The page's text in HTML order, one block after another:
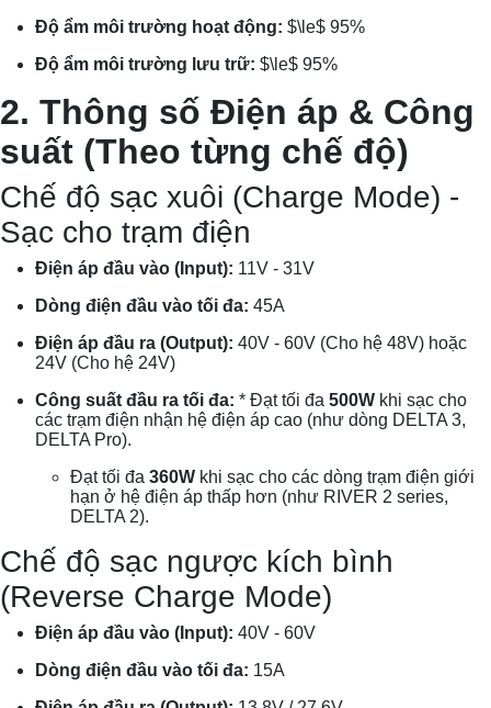
Độ ẩm môi trường hoạt động: $\le$ 95%
Độ ẩm môi trường lưu trữ: $\le$ 95%
2. Thông số Điện áp & Công
suất (Theo từng chế độ)
Chế độ sạc xuôi (Charge Mode) -
Sạc cho trạm điện
Điện áp đầu vào (Input): 11V - 31V
Dòng điện đầu vào tối đa: 45A
Điện áp đầu ra (Output): 40V - 60V (Cho hệ 48V) hoặc
24V (Cho hệ 24V)
Công suất đầu ra tối đa: * Đạt tối đa 500W khi sạc cho
các trạm điện nhận hệ điện áp cao (như dòng DELTA 3,
DELTA Pro).
Đạt tối đa 360W khi sạc cho các dòng trạm điện giới
hạn ở hệ điện áp thấp hơn (như RIVER 2 series,
DELTA 2).
Chế độ sạc ngược kích bình
(Reverse Charge Mode)
Điện áp đầu vào (Input): 40V - 60V
Dòng điện đầu vào tối đa: 15A